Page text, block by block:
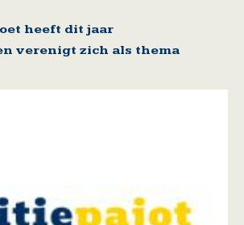
heeft dit jaar
verenigt zich als thema